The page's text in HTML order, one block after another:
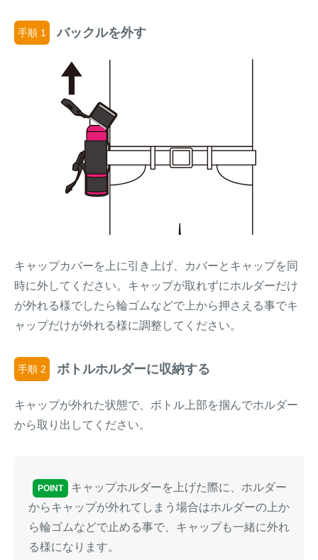
手順 1 バックルを外す
キャップカバーを上に引き上げ、カバーとキャップを同
時に外してください。キャップが取れずにホルダーだけ
が外れる様でしたら輪ゴムなどで上から押さえる事でキ
ャップだけが外れる様に調整してください。
手順 2 ボトルホルダーに収納する
キャップが外れた状態で、ボトル上部を掴んでホルダー
から取り出してください。
POINT
キャップホルダーを上げた際に、ホルダー
からキャップが外れてしまう場合はホルダーの上か
ら輪ゴムなどで止める事で、キャップも一緒に外れ
る様になります。